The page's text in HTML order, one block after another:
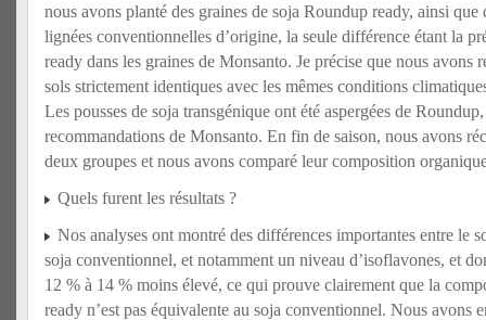
nous avons planté des graines de soja Roundup ready, ainsi que
lignées conventionnelles d’origine, la seule différence étant la
ready dans les graines de Monsanto. Je précise que nous avons
sols strictement identiques avec les mêmes conditions
Les pousses de soja transgénique ont été aspergées de
recommandations de Monsanto. En fin de saison, nous avons
deux groupes et nous avons comparé leur composition
Quels furent les résultats ?
Nos analyses ont montré des différences importantes entre le
soja conventionnel, et notamment un niveau d’isoflavones, et
12 % à 14 % moins élevé, ce qui prouve clairement que la
ready n’est pas équivalente au soja conventionnel. Nous avons